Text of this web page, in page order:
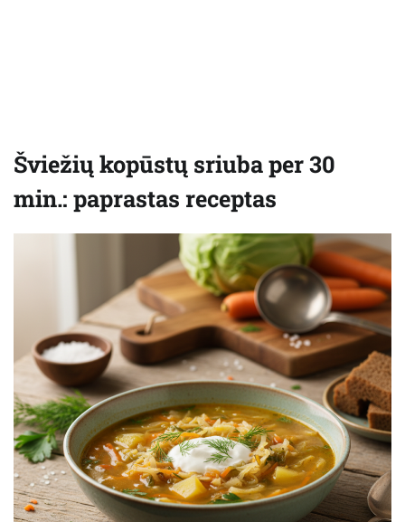
Šviežių kopūstų sriuba per 30
min.: paprastas receptas